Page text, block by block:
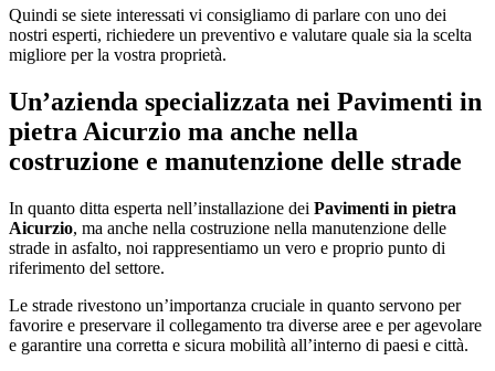
Quindi se siete interessati vi consigliamo di parlare con uno dei
nostri esperti, richiedere un preventivo e valutare quale sia la scelta
migliore per la vostra proprietà.
Un’azienda specializzata nei Pavimenti in
pietra Aicurzio ma anche nella
costruzione e manutenzione delle strade
In quanto ditta esperta nell’installazione dei Pavimenti in pietra
Aicurzio, ma anche nella costruzione nella manutenzione delle
strade in asfalto, noi rappresentiamo un vero e proprio punto di
riferimento del settore.
Le strade rivestono un’importanza cruciale in quanto servono per
favorire e preservare il collegamento tra diverse aree e per agevolare
e garantire una corretta e sicura mobilità all’interno di paesi e città.